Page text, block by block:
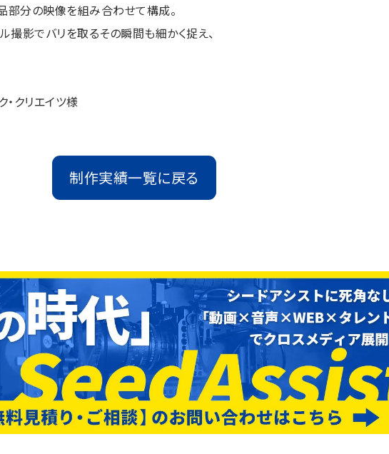
分の映像を組み合わせて構成。
影でバリを取るその瞬間も細かく捉え、
クリエイツ様
制作実績一覧に戻る